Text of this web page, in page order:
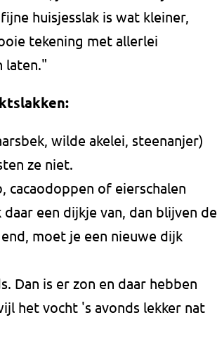
huisjesslak is wat kleiner,
tekening met allerlei
laten."
wilde akelei, steenanjer)
ze niet.
of eierschalen
een dijkje van, dan blijven de
moet je een nieuwe dijk
Dan is er zon en daar hebben
het vocht 's avonds lekker nat